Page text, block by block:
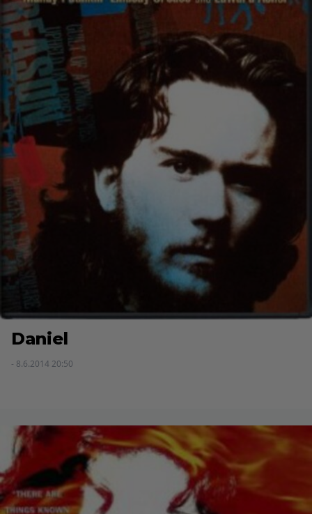
Daniel
- 8.6.2014 20:50